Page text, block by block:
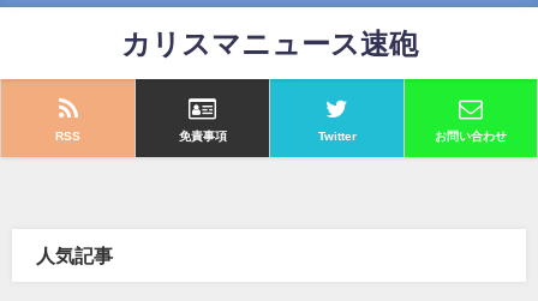
カリスマニュース速砲
RSS 免責事項 Twitter お問い合わせ
人気記事